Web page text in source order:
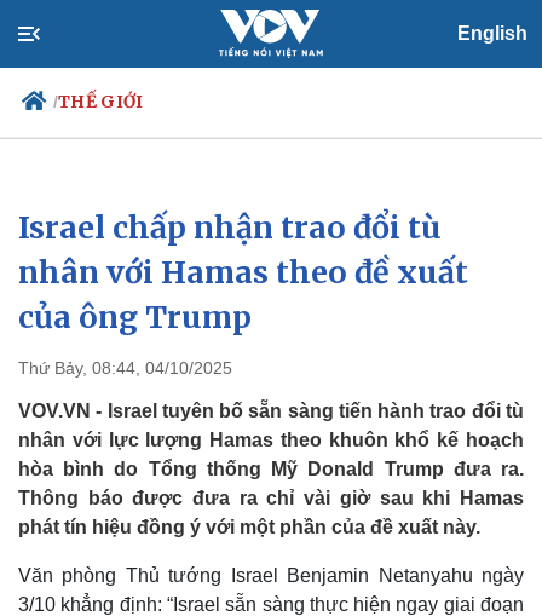
English
/THẾ GIỚI
Chính trị
Đảng
Tổ chức nhân sự
Quốc hội
Nhận diện sự thật
Xã hội
Tin 24h
Dự báo thời tiết
Israel chấp nhận trao đổi tù
nhân với Hamas theo đề xuất
của ông Trump
Thứ Bảy, 08:44, 04/10/2025
VOV.VN - Israel tuyên bố sẵn sàng tiến hành trao đổi tù
nhân với lực lượng Hamas theo khuôn khổ kế hoạch
hòa bình do Tổng thống Mỹ Donald Trump đưa ra.
Thông báo được đưa ra chỉ vài giờ sau khi Hamas
phát tín hiệu đồng ý với một phần của đề xuất này.
Văn phòng Thủ tướng Israel Benjamin Netanyahu ngày
3/10 khẳng định: “Israel sẵn sàng thực hiện ngay giai đoạn